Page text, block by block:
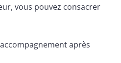
vous pouvez consacrer
après